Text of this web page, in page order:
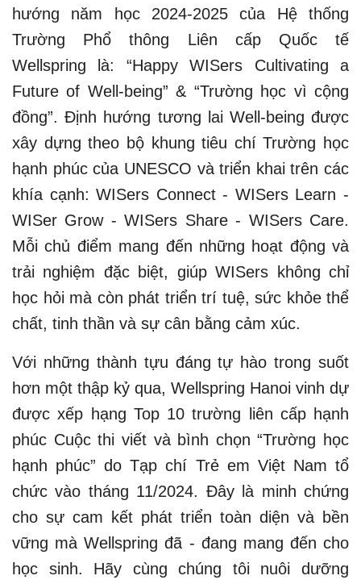
hướng năm học 2024-2025 của Hệ thống
Trường Phổ thông Liên cấp Quốc tế
Wellspring là: “Happy WISers Cultivating a
Future of Well-being” & “Trường học vì cộng
đồng”. Định hướng tương lai Well-being được
xây dựng theo bộ khung tiêu chí Trường học
hạnh phúc của UNESCO và triển khai trên các
khía cạnh: WISers Connect - WISers Learn -
WISer Grow - WISers Share - WISers Care.
Mỗi chủ điểm mang đến những hoạt động và
trải nghiệm đặc biệt, giúp WISers không chỉ
học hỏi mà còn phát triển trí tuệ, sức khỏe thể
chất, tinh thần và sự cân bằng cảm xúc.
Với những thành tựu đáng tự hào trong suốt
hơn một thập kỷ qua, Wellspring Hanoi vinh dự
được xếp hạng Top 10 trường liên cấp hạnh
phúc Cuộc thi viết và bình chọn “Trường học
hạnh phúc” do Tạp chí Trẻ em Việt Nam tổ
chức vào tháng 11/2024. Đây là minh chứng
cho sự cam kết phát triển toàn diện và bền
vững mà Wellspring đã - đang mang đến cho
học sinh. Hãy cùng chúng tôi nuôi dưỡng